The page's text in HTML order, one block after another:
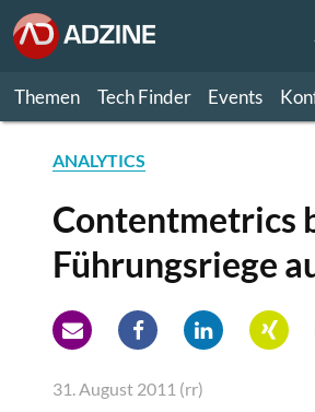
Themen Tech Finder Events
ANALYTICS
Contentmetrics
Führungsriege
31. August 2011 (rr)